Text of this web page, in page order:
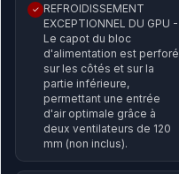
✓ REFROIDISSEMENT
EXCEPTIONNEL DU GPU -
Le capot du bloc
d'alimentation est perforé
sur les côtés et sur la
partie inférieure,
permettant une entrée
d'air optimale grâce à
deux ventilateurs de 120
mm (non inclus).